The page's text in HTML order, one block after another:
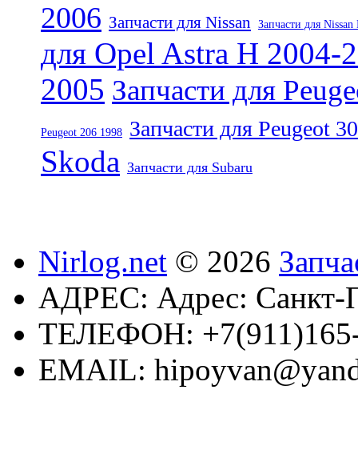
2006 Запчасти для Nissan Запчасти для Nissan
для Opel Astra H 2004-
2005 Запчасти для
Peugeot 206 1998 Запчасти для Peugeot
Skoda Запчасти для Subaru
Nirlog.net © 2026
АДРЕС: Адрес: Санкт-
ТЕЛЕФОН:
EMAIL: